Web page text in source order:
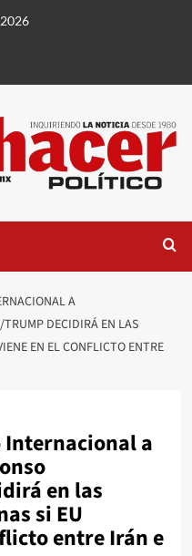
A
DECIDIRÁ EN LAS
EN EL CONFLICTO ENTRE
Internacional a
en las
si EU
entre Irán e